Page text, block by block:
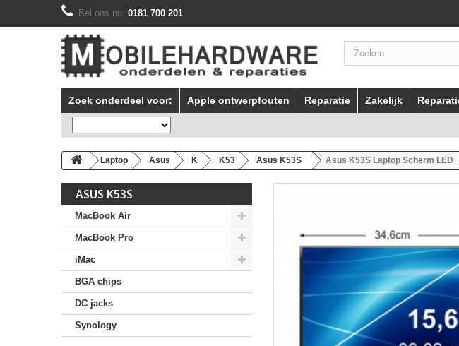
Bel ons nu: 0181 700 201
Zoek onderdeel voor: Apple ontwerpfouten Reparatie Zakelijk
Laptop Asus K K53 Asus K53S Asus K53S Laptop Scherm LED
ASUS K53S
MacBook Air
MacBook Pro
iMac
BGA chips
DC jacks
Synology